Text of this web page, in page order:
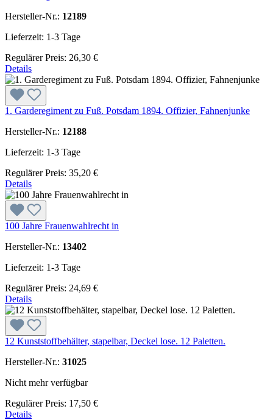
Hersteller-Nr.: 12189
Lieferzeit: 1-3 Tage
Regulärer Preis: 26,30 €
Details
1. Garderegiment zu Fuß. Potsdam 1894. Offizier, Fahnenjunke
Hersteller-Nr.: 12188
Lieferzeit: 1-3 Tage
Regulärer Preis: 35,20 €
Details
100 Jahre Frauenwahlrecht in
Hersteller-Nr.: 13402
Lieferzeit: 1-3 Tage
Regulärer Preis: 24,69 €
Details
12 Kunststoffbehälter, stapelbar, Deckel lose. 12 Paletten.
Hersteller-Nr.: 31025
Nicht mehr verfügbar
Regulärer Preis: 17,50 €
Details